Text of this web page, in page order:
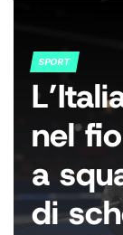
POSTED
IN
SPORT
nel
a
di